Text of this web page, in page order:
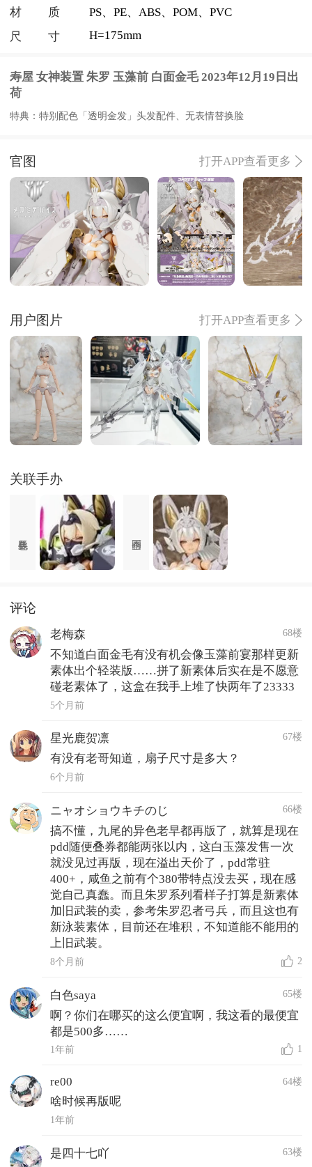
材质
PS、PE、ABS、POM、PVC
尺寸
H=175mm
寿屋 女神装置 朱罗 玉藻前 白面金毛 2023年12月19日出
荷
特典：特别配色「透明金发」头发配件、无表情替换脸
官图 打开APP查看更多
用户图片 打开APP查看更多
关联手办
评论
老梅森 68楼
不知道白面金毛有没有机会像玉藻前宴那样更新
素体出个轻装版……拼了新素体后实在是不愿意
碰老素体了，这盒在我手上堆了快两年了23333
5个月前
星光鹿贺凛 67楼
有没有老哥知道，扇子尺寸是多大？
6个月前
ニャオショウキチのじ 66楼
搞不懂，九尾的异色老早都再版了，就算是现在
pdd随便叠券都能两张以内，这白玉藻发售一次
就没见过再版，现在溢出天价了，pdd常驻
400+，咸鱼之前有个380带特点没去买，现在感
觉自己真蠢。而且朱罗系列看样子打算是新素体
加旧武装的卖，参考朱罗忍者弓兵，而且这也有
新泳装素体，目前还在堆积，不知道能不能用的
上旧武装。
8个月前 2
白色saya 65楼
啊？你们在哪买的这么便宜啊，我这看的最便宜
都是500多……
1年前 1
re00 64楼
啥时候再版呢
1年前
是四十七吖 63楼